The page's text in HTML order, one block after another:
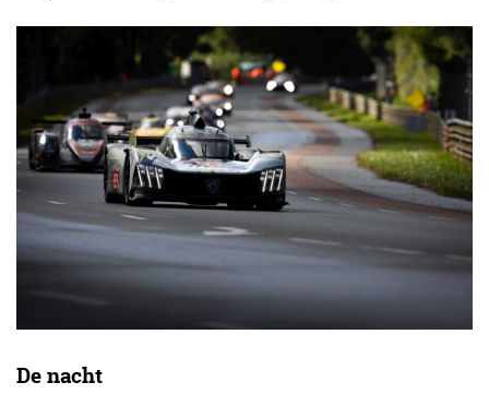
De nacht